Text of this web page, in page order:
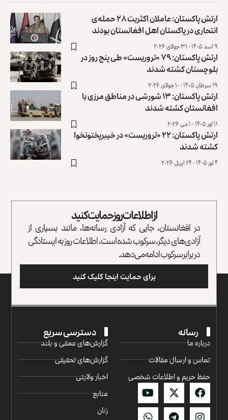
ارتش پاکستان: عاملان اکثریت ۲۸ حمله‌ی
انتحاری در پاکستان اهل افغانستان بودند
۹ اسد ۱۴۰۵ - ۳۱ جولای ۲۰۲۶
ارتش پاکستان: ۷۹ «تروریست» طی پنج روز در
بلوچستان کشته شدند
۱۹ سرطان ۱۴۰۵ - ۱۰ جولای ۲۰۲۶
ارتش پاکستان: ۱۳ شورشی در مناطق مرزی با
افغانستان کشته شدند
۱۱ ثور ۱۴۰۵ - ۱ می ۲۰۲۶
ارتش پاکستان: ۲۲ «تروریست» در خیبرپختونخوا
کشته شدند
۴ ثور ۱۴۰۵ - ۲۴ اپریل ۲۰۲۶
از اطلاعات روز حمایت کنید
در افغانستان، جایی که آزادی رسانه‌ها، مانند بسیاری از
آزادی‌های دیگر، سرکوب شده است، اطلاعات روز به ایستادگی
در برابر سرکوب ادامه می‌دهد.
برای حمایت اینجا کلیک کنید
رسانه
درباره ما
تماس و ارسال مقالات
حفظ حریم و اطلاعات شخصی
دسترسی سریع
گزارش‌‌های عمقی و بلند
گزارش‌های تحقیقی
اخبار ولایتی
منابع
زنان